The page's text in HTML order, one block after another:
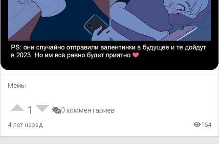
Мемы
1 0 комментариев
4 лет назад 164